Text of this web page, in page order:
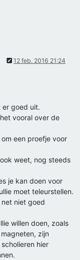
12 feb. 2016 21:24
goed uit.
vooral over de
een proefje voor
weet, nog steeds
je kan doen voor
moet teleurstellen.
niet goed
willen doen, zoals
zijn
hier